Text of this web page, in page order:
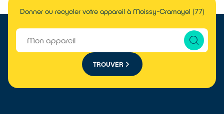
Donner ou recycler votre appareil à Moissy-Cramayel (77)
TROUVER